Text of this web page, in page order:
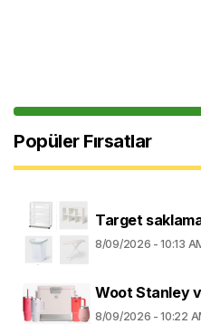
Popüler Fırsatlar
Target
8/09/2026 - 10:13
Woot Stanley
8/09/2026 - 10:22